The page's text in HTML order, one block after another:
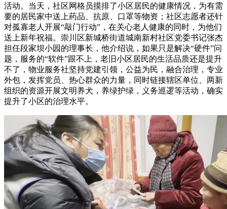
活动。当天，社区网格员摸排了小区居民的健康情况，为有需
要的居民家中送上药品、抗原、口罩等物资；社区志愿者还针
对孤寡老人开展“敲门行动”，在关心老人健康的同时，为他们
送上新年祝福。崇川区新城桥街道城南新村社区党委书记张杰
担任段家坝小园的理事长，他介绍说，如果只是解决“硬件”问
题，服务的“软件”跟不上，老旧小区居民的生活品质还是提升
不了，物业服务社坚持党建引领，公益为民，融合治理，专业
外包，发挥党员、热心群众的力量，同时链接辖区单位、两新
组织的资源开展文明养犬，养绿护绿，义务巡逻等活动，确实
提升了小区的治理水平。